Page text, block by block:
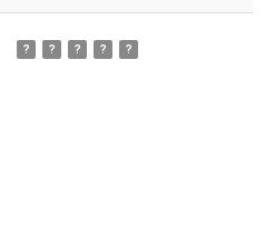
? ? ? ? ?